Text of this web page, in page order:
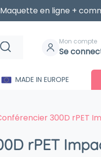
Maquette en ligne +
Mon compte
Se
MADE IN EUROPE
300D rPET
rPET